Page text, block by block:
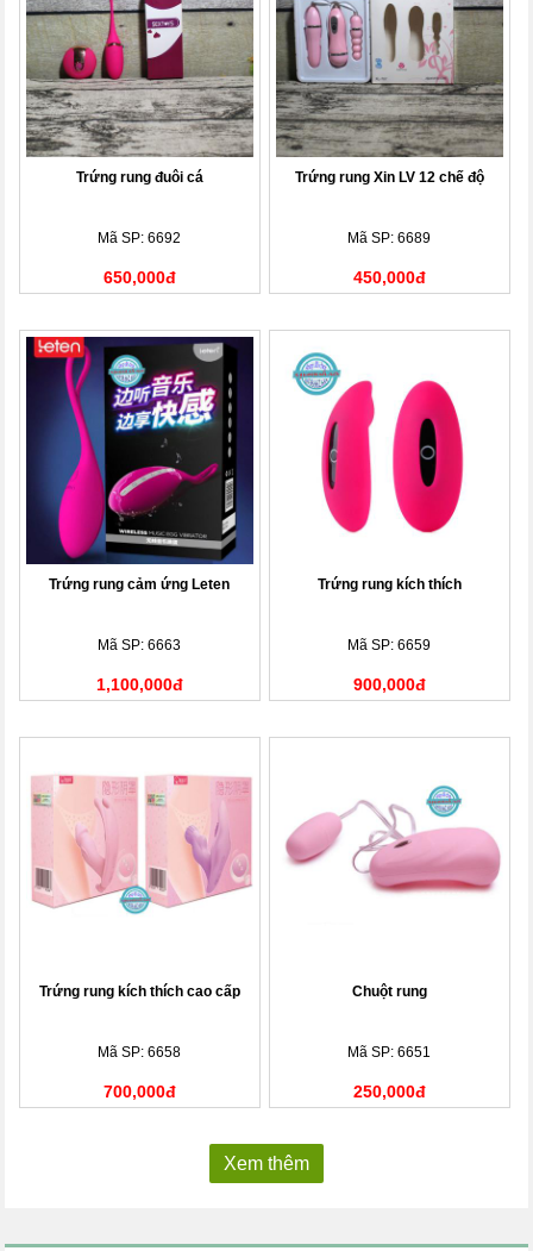
Trứng rung đuôi cá
Mã SP: 6692
650,000đ
Trứng rung Xin LV 12 chế độ
Mã SP: 6689
450,000đ
Trứng rung cảm ứng Leten
Mã SP: 6663
1,100,000đ
Trứng rung kích thích
Mã SP: 6659
900,000đ
Trứng rung kích thích cao cấp
Mã SP: 6658
700,000đ
Chuột rung
Mã SP: 6651
250,000đ
Xem thêm